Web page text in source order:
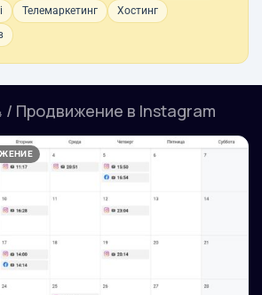
Телемаркетинг
Хостинг
/ Продвижение в Instagram